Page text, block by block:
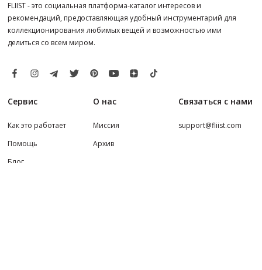
FLIIST - это социальная платформа-каталог интересов и
рекомендаций, предоставляющая удобный инструментарий для
коллекционирования любимых вещей и возможностью ими
делиться со всем миром.
Сервис
Как это работает
Помощь
Блог
О нас
Миссия
Архив
Связаться с нами
support@fliist.com